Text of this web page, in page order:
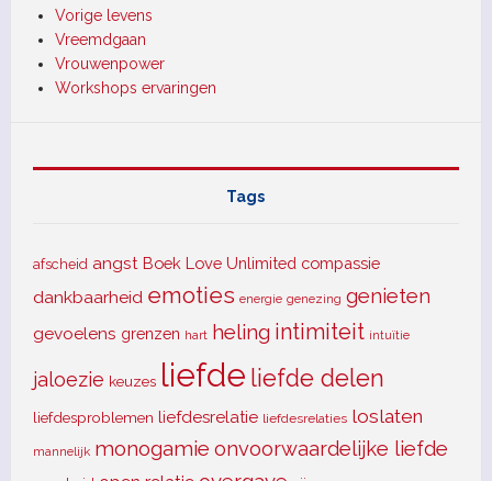
Vorige levens
Vreemdgaan
Vrouwenpower
Workshops ervaringen
Tags
afscheid angst Boek Love Unlimited compassie
dankbaarheid emoties energie genezing genieten
gevoelens grenzen hart heling intimiteit intuïtie
jaloezie keuzes liefde liefde delen
liefdesproblemen liefdesrelatie liefdesrelaties loslaten
mannelijk monogamie onvoorwaardelijke liefde